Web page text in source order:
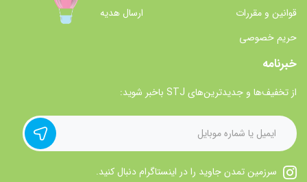
قوانین و مقررات
حریم خصوصی
ارسال هدیه
خبرنامه
از تخفیف‌ها و جدیدترین‌های STJ باخبر شوید:
سرزمین تمدن جاوید را در اینستاگرام دنبال کنید.